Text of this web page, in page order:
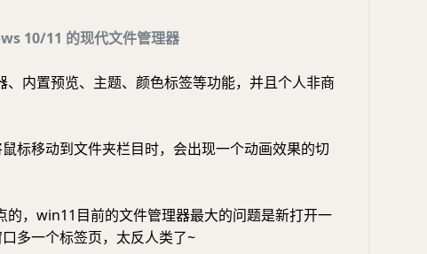
10/11 的现代文件管理器
内置预览、主题、颜色标签等功能，并且个人非商
标移动到文件夹栏目时，会出现一个动画效果的切
，win11目前的文件管理器最大的问题是新打开一
多一个标签页，太反人类了~